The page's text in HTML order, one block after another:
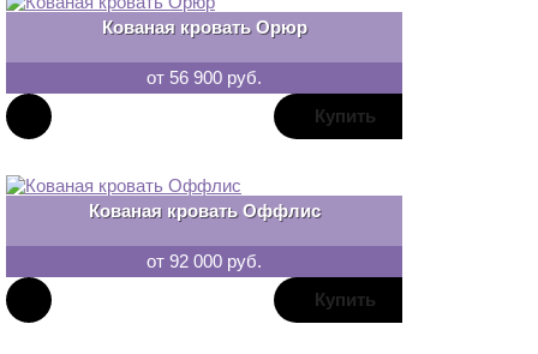
Кованая кровать Орюр
от 56 900 руб.
Кованая кровать Оффлис
от 92 000 руб.